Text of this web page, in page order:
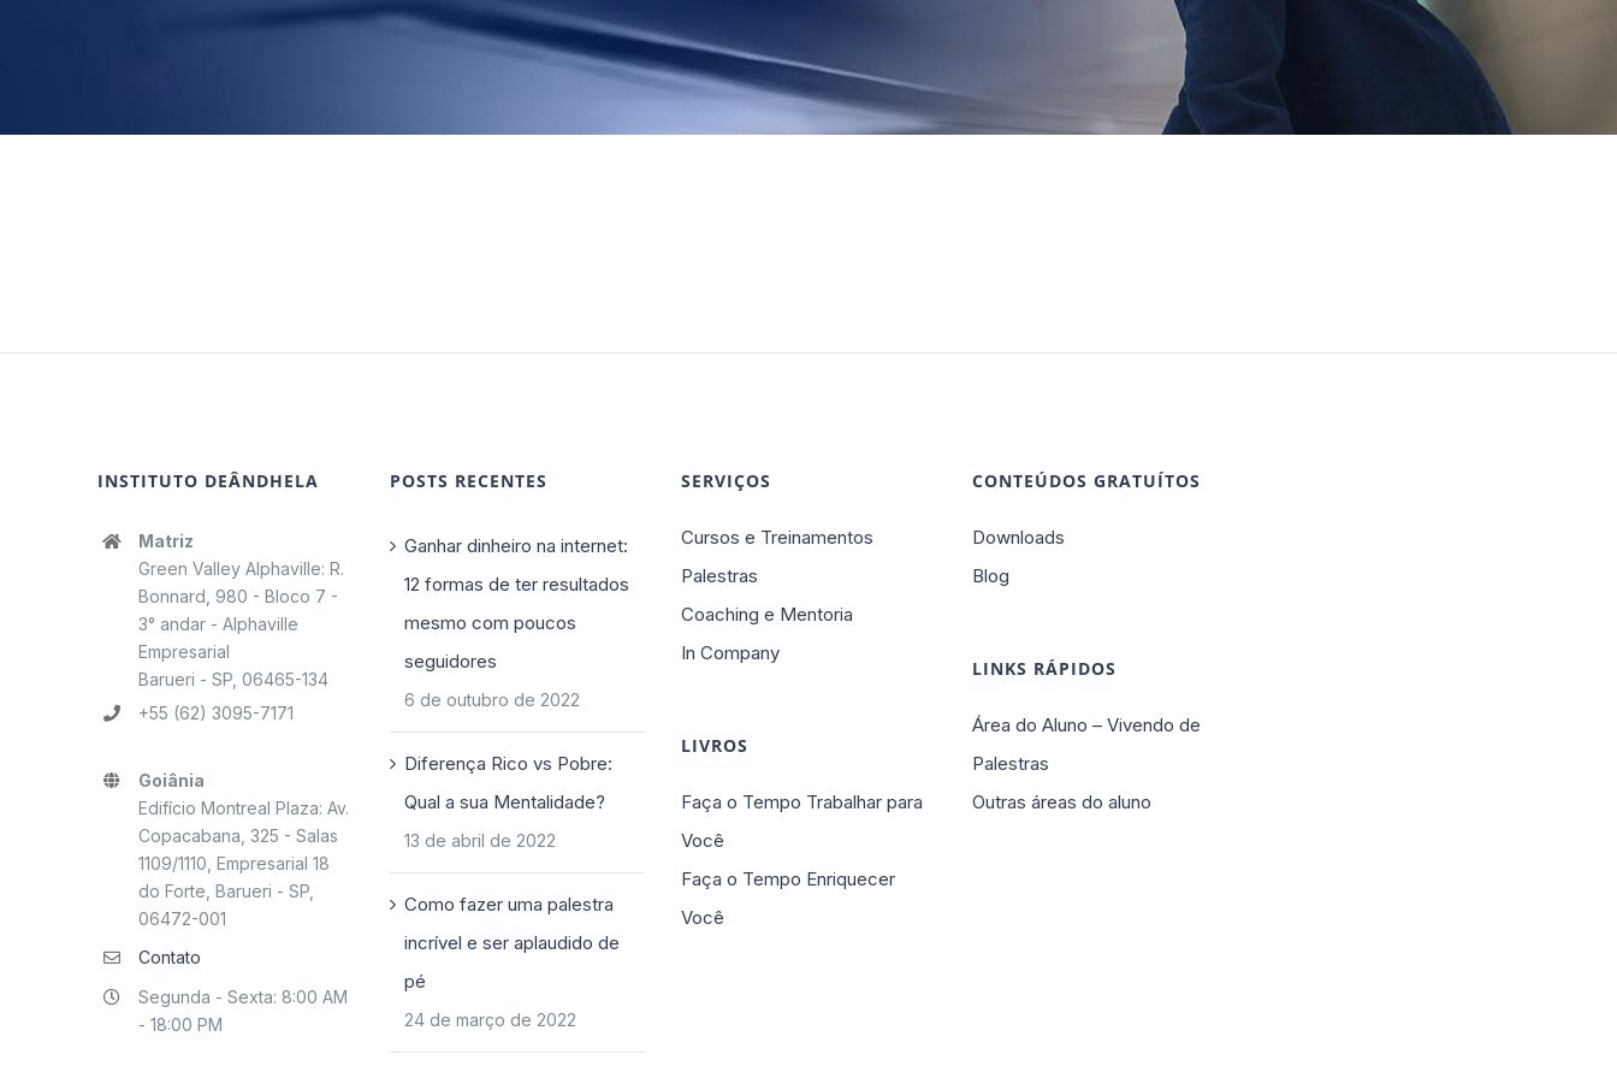
INSTITUTO DEÂNDHELA
Matriz
Green Valley Alphaville: R.
Bonnard, 980 - Bloco 7 -
3° andar - Alphaville
Empresarial
Barueri - SP, 06465-134
+55 (62) 3095-7171
Goiânia
Edifício Montreal Plaza: Av.
Copacabana, 325 - Salas
1109/1110, Empresarial 18
do Forte, Barueri - SP,
06472-001
Contato
Segunda - Sexta: 8:00 AM
- 18:00 PM
POSTS RECENTES
Ganhar dinheiro na internet:
12 formas de ter resultados
mesmo com poucos
seguidores
6 de outubro de 2022
Diferença Rico vs Pobre:
Qual a sua Mentalidade?
13 de abril de 2022
Como fazer uma palestra
incrível e ser aplaudido de
pé
24 de março de 2022
SERVIÇOS
Cursos e Treinamentos
Palestras
Coaching e Mentoria
In Company
LIVROS
Faça o Tempo Trabalhar para
Você
Faça o Tempo Enriquecer
Você
CONTEÚDOS GRATUÍTOS
Downloads
Blog
LINKS RÁPIDOS
Área do Aluno – Vivendo de
Palestras
Outras áreas do aluno